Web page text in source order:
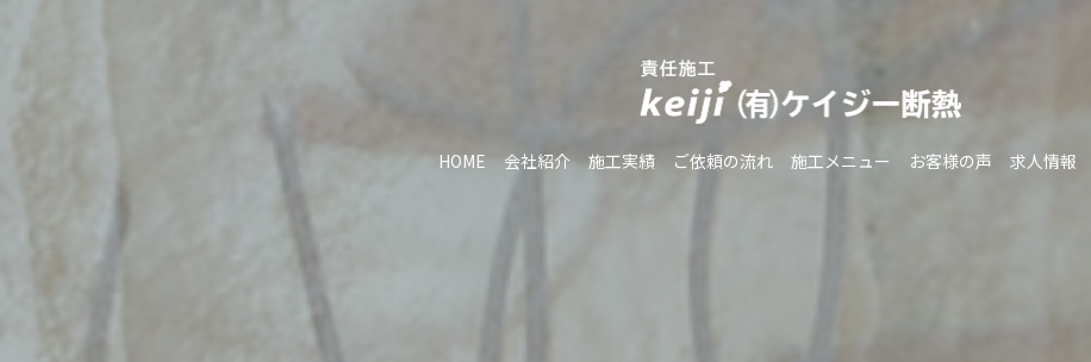
HOME 会社紹介 施工実績 ご依頼の流れ 施工メニュー お客様の声 求人情報